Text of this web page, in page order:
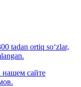
tadan ortiq so‘zlar,
нашем сайте